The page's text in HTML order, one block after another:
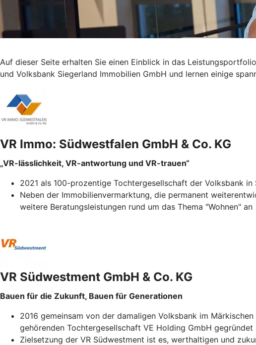
Auf dieser Seite erhalten Sie einen Einblick in das
und Volksbank Siegerland Immobilien GmbH und lernen einige
VR Immo: Südwestfalen GmbH & Co. KG
„VR-lässlichkeit, VR-antwortung und VR-trauen“
2021 als 100-prozentige Tochtergesellschaft der Volksbank
Neben der Immobilienvermarktung, die permanent
weitere Beratungsleistungen rund um das Thema "Wohnen" an
VR Südwestment GmbH & Co. KG
Bauen für die Zukunft, Bauen für Generationen
2016 gemeinsam von der damaligen Volksbank im
gehörenden Tochtergesellschaft VE Holding GmbH gegründet
Zielsetzung der VR Südwestment ist es, werthaltigen und